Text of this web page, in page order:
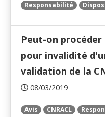
Responsabilité
Peut-on
pour invalidité
validation de la
08/03/2019
Avis CNRACL